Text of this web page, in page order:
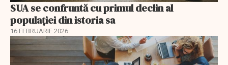
SUA se confruntă cu primul declin al
populației din istoria sa
16 FEBRUARIE 2026